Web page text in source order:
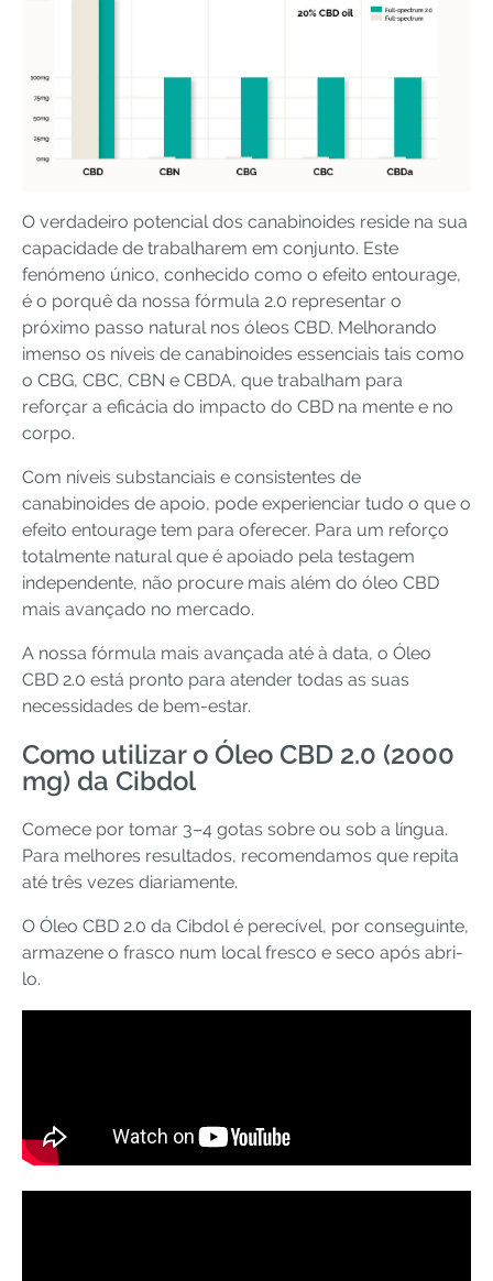
O verdadeiro potencial dos canabinoides reside na sua
capacidade de trabalharem em conjunto. Este
fenómeno único, conhecido como o efeito entourage,
é o porquê da nossa fórmula 2.0 representar o
próximo passo natural nos óleos CBD. Melhorando
imenso os níveis de canabinoides essenciais tais como
o CBG, CBC, CBN e CBDA, que trabalham para
reforçar a eficácia do impacto do CBD na mente e no
corpo.
Com níveis substanciais e consistentes de
canabinoides de apoio, pode experienciar tudo o que o
efeito entourage tem para oferecer. Para um reforço
totalmente natural que é apoiado pela testagem
independente, não procure mais além do óleo CBD
mais avançado no mercado.
A nossa fórmula mais avançada até à data, o Óleo
CBD 2.0 está pronto para atender todas as suas
necessidades de bem-estar.
Como utilizar o Óleo CBD 2.0 (2000
mg) da Cibdol
Comece por tomar 3–4 gotas sobre ou sob a língua.
Para melhores resultados, recomendamos que repita
até três vezes diariamente.
O Óleo CBD 2.0 da Cibdol é perecível, por conseguinte,
armazene o frasco num local fresco e seco após abri-
lo.